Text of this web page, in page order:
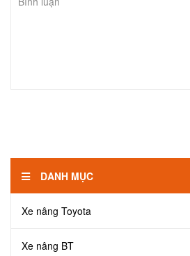
DANH MỤC
Xe nâng Toyota
Xe nâng BT